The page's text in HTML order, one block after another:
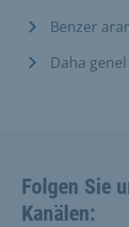
Benzer
Daha
Folgen Sie
Kanälen: